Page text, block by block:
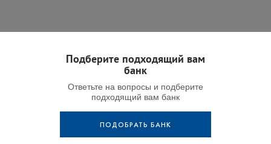
Подберите подходящий вам
банк
Ответьте на вопросы и подберите
подходящий вам банк
ПОДОБРАТЬ БАНК